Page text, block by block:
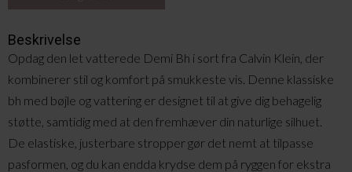
Beskrivelse
Opdag den let vatterede Demi Bh i sort fra Calvin Klein, der
kombinerer stil og komfort på smukkeste vis. Denne klassiske
bh med bøjle og vattering er designet til at give dig behagelig
støtte, samtidig med at den fremhæver din naturlige silhuet.
De elastiske, justerbare stropper gør det nemt at tilpasse
pasformen, og du kan endda krydse dem på ryggen for ekstra